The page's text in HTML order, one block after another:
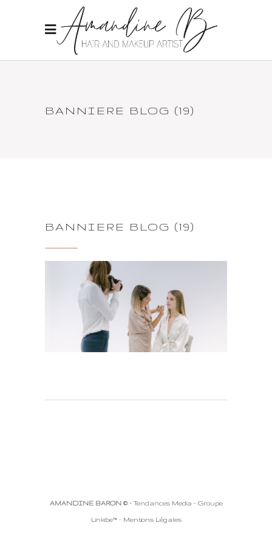
BANNIERE BLOG (19)
BANNIERE BLOG (19)
AMANDINE BARON © -Tendances Media - Groupe
Linkibe™ - Mentions Légales